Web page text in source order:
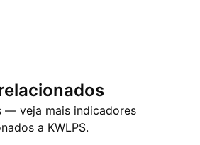
— veja mais indicadores
a KWLPS.